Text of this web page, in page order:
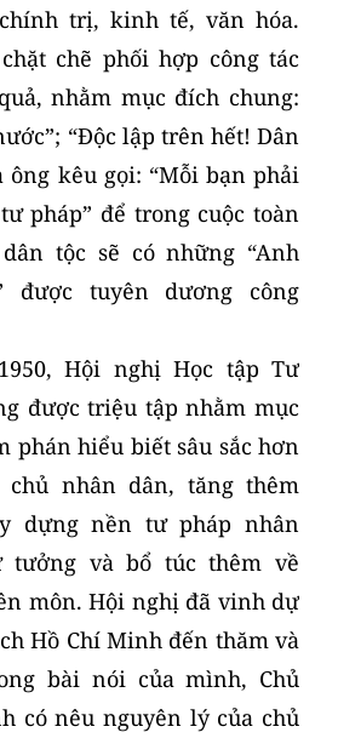
trị, kinh tế, văn hóa.
chẽ phối hợp công tác
nhằm mục đích chung:
“Độc lập trên hết! Dân
ông kêu gọi: “Mỗi bạn phải
pháp” để trong cuộc toàn
tộc sẽ có những “Anh
được tuyên dương công
Hội nghị Học tập Tư
được triệu tập nhằm mục
phán hiểu biết sâu sắc hơn
nhân dân, tăng thêm
dựng nền tư pháp nhân
tưởng và bổ túc thêm về
môn. Hội nghị đã vinh dự
Hồ Chí Minh đến thăm và
bài nói của mình, Chủ
có nêu nguyên lý của chủ